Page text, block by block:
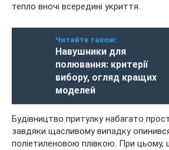
тепло вночі всередині укриття.
Читайте також:
Навушники для
полювання: критерії
вибору, огляд кращих
моделей
Будівництво притулку набагато
завдяки щасливому випадку
поліетиленовою плівкою. При